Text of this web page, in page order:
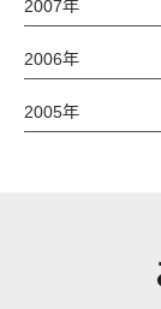
2007年
2006年
2005年